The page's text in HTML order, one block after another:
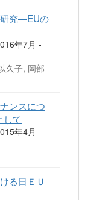
究―EUの
年7月 -
久子, 岡部
ンスにつ
て
年4月 -
る日ＥＵ